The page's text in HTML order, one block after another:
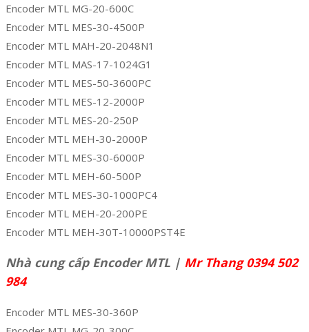
Encoder MTL MG-20-600C
Encoder MTL MES-30-4500P
Encoder MTL MAH-20-2048N1
Encoder MTL MAS-17-1024G1
Encoder MTL MES-50-3600PC
Encoder MTL MES-12-2000P
Encoder MTL MES-20-250P
Encoder MTL MEH-30-2000P
Encoder MTL MES-30-6000P
Encoder MTL MEH-60-500P
Encoder MTL MES-30-1000PC4
Encoder MTL MEH-20-200PE
Encoder MTL MEH-30T-10000PST4E
Nhà cung cấp Encoder MTL | Mr Thang 0394 502
984
Encoder MTL MES-30-360P